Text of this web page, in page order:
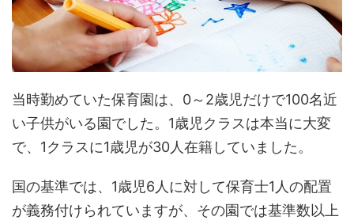
当時勤めていた保育園は、0～2歳児だけで100名近
い子供がいる園でした。1歳児クラスは本当に大変
で、1クラスに1歳児が30人在籍していました。
国の基準では、1歳児6人に対して保育士1人の配置
が義務付けられていますが、その園では基準数以上